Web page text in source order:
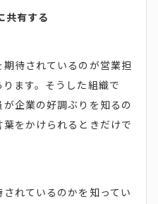
共有する
待されているのが営業担
ます。そうした組織で
企業の好調ぶりを知るの
をかけられるときだけで
れているのかを知ってい